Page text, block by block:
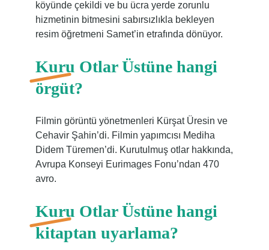
köyünde çekildi ve bu ücra yerde zorunlu
hizmetinin bitmesini sabırsızlıkla bekleyen
resim öğretmeni Samet’in etrafında dönüyor.
Kuru Otlar Üstüne hangi
örgüt?
Filmin görüntü yönetmenleri Kürşat Üresin ve
Cehavir Şahin’di. Filmin yapımcısı Mediha
Didem Türemen’di. Kurutulmuş otlar hakkında,
Avrupa Konseyi Eurimages Fonu’ndan 470
avro.
Kuru Otlar Üstüne hangi
kitaptan uyarlama?